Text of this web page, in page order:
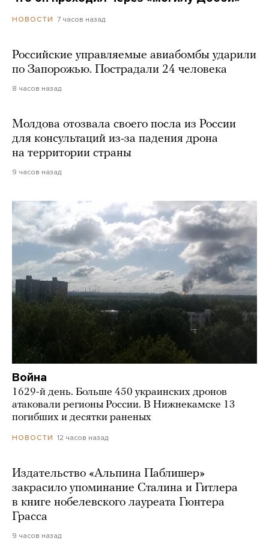
НОВОСТИ 7 часов назад
Российские управляемые авиабомбы ударили
по Запорожью. Пострадали 24 человека
8 часов назад
Молдова отозвала своего посла из России
для консультаций из-за падения дрона
на территории страны
9 часов назад
Война
1629-й день. Больше 450 украинских дронов
атаковали регионы России. В Нижнекамске 13
погибших и десятки раненых
НОВОСТИ 12 часов назад
Издательство «Альпина Паблишер»
закрасило упоминание Сталина и Гитлера
в книге нобелевского лауреата Гюнтера
Грасса
9 часов назад